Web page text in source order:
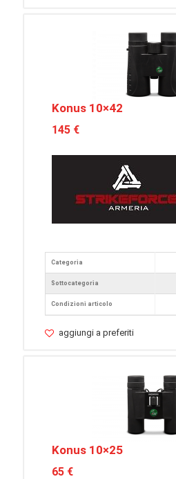
Konus 10×42
145 €
Categoria
Sottocategoria
Condizioni articolo
aggiungi a preferiti
Konus 10×25
65 €